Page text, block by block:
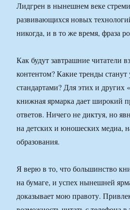
Лидгрен в нынешнем веке
развивающихся новых
никогда, и в то же время, фраза
Как будут завтрашние читатели
контентом? Какие тренды
стандартами? Для этих и других
книжная ярмарка дает широкий
ответов. Ничего не диктуя, но
на детских и юношеских медиа,
образования.
Я верю в то, что большинство
на бумаге, и успех нынешней
доказывает мою правоту.